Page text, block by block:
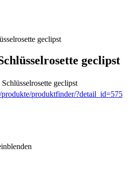
geclipst
geclipst
geclipst
produktfinder/?detail_id=575